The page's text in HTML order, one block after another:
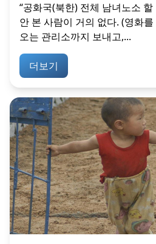
“공화국(북한) 전체 남녀노소
안 본 사람이 거의 없다. (영화
오는 관리소까지 보내고,...
더보기